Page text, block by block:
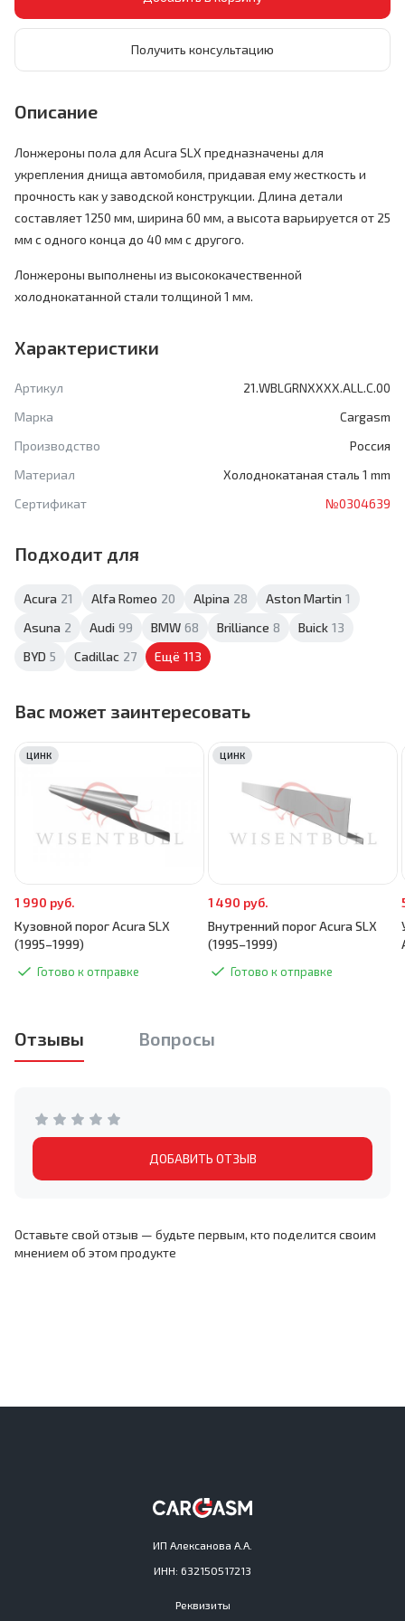
Получить консультацию
Описание
Лонжероны пола для Acura SLX предназначены для
укрепления днища автомобиля, придавая ему жесткость и
прочность как у заводской конструкции. Длина детали
составляет 1250 мм, ширина 60 мм, а высота варьируется от 25
мм с одного конца до 40 мм с другого.
Лонжероны выполнены из высококачественной
холоднокатанной стали толщиной 1 мм.
Характеристики
Артикул
21.WBLGRNXXXX.ALL.C.00
Марка
Cargasm
Производство
Россия
Материал
Холоднокатаная сталь 1 mm
Сертификат
№0304639
Подходит для
Acura 21 Alfa Romeo 20 Alpina 28 Aston Martin 1
Asuna 2 Audi 99 BMW 68 Brilliance 8 Buick 13
BYD 5 Cadillac 27 Ещё 113
Вас может заинтересовать
1 990 руб.
Кузовной порог Acura SLX
(1995–1999)
Готово к отправке
ЦИНК
1 490 руб.
Внутренний порог Acura SLX
(1995–1999)
Готово к отправке
ЦИНК
Отзывы Вопросы
ДОБАВИТЬ ОТЗЫВ
Оставьте свой отзыв — будьте первым, кто поделится своим
мнением об этом продукте
ИП Алексанова А.А.
ИНН: 632150517213
Реквизиты